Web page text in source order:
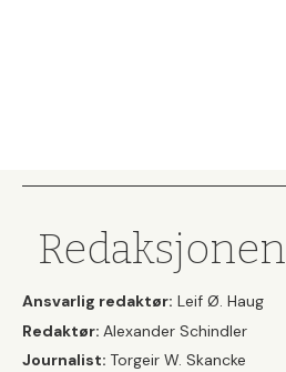
Redaksjonen
Ansvarlig redaktør: Leif Ø. Haug
Redaktør: Alexander Schindler
Journalist: Torgeir W. Skancke